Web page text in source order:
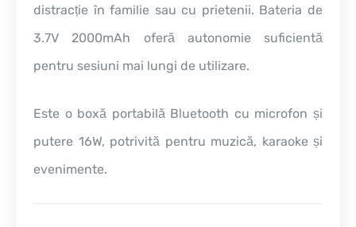
distracție în familie sau cu prietenii. Bateria de
3.7V 2000mAh oferă autonomie suficientă
pentru sesiuni mai lungi de utilizare.
Este o boxă portabilă Bluetooth cu microfon și
putere 16W, potrivită pentru muzică, karaoke și
evenimente.